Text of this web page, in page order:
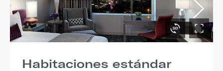
Habitaciones estándar